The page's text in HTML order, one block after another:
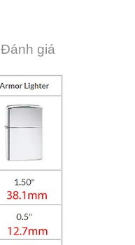
Đánh giá